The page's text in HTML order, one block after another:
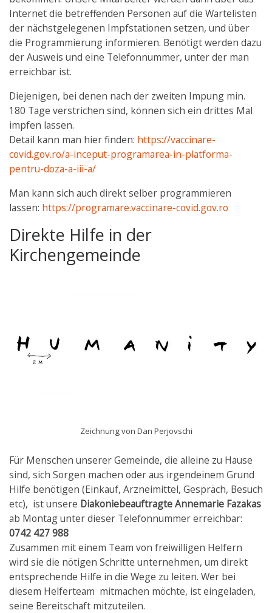
Internet die betreffenden Personen auf die Wartelisten
der nächstgelegenen Impfstationen setzen, und über
die Programmierung informieren. Benötigt werden dazu
der Ausweis und eine Telefonnummer, unter der man
erreichbar ist.
Diejenigen, bei denen nach der zweiten Impung min.
180 Tage verstrichen sind, können sich ein drittes Mal
impfen lassen.
Detail kann man hier finden: https://vaccinare-
covid.gov.ro/a-inceput-programarea-in-platforma-
pentru-doza-a-iii-a/
Man kann sich auch direkt selber programmieren
lassen: https://programare.vaccinare-covid.gov.ro
Direkte Hilfe in der
Kirchengemeinde
Zeichnung von Dan Perjovschi
Für Menschen unserer Gemeinde, die alleine zu Hause
sind, sich Sorgen machen oder aus irgendeinem Grund
Hilfe benötigen (Einkauf, Arzneimittel, Gespräch, Besuch
etc), ist unsere Diakoniebeauftragte Annemarie Fazakas
ab Montag unter dieser Telefonnummer erreichbar:
0742 427 988
Zusammen mit einem Team von freiwilligen Helfern
wird sie die nötigen Schritte unternehmen, um direkt
entsprechende Hilfe in die Wege zu leiten. Wer bei
diesem Helferteam mitmachen möchte, ist eingeladen,
seine Bereitschaft mitzuteilen.